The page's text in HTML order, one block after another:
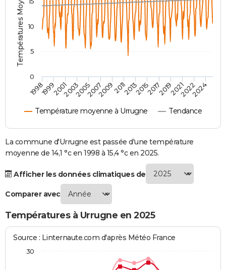
Destinations
City break
Voyage nature
Voyage de noces
Forum
Climat
PHOTO
GUIDES D'ACHAT
BONS PLANS
CARTE DE VOEUX
Carte de Noël
Carte Bonne année
Carte Saint-Valentin
Carte Pâques
Carte d'anniversaire
DICTIONNAIRE
Dictionnaire
Biographies
Citations
Expressions
Proverbes
PROGRAMME TV
S'inscrire
Se connecter
Lycées
Collèges
Primaires
Universités
Entreprises
Service militaire
Avis de recherche
AVIS DE DÉCÈS
FORUM
Bricolage
Lifestyle
Culture
Sport
Auto
Television
Voyage
Cinema
Température moyenne à Urrugne Tendance
199819992001200320052007200920112013201520172019202120222024
0
5
10
La commune d'Urrugne est passée d'une température
moyenne de 14,1 °c en 1998 à 15,4 °c en 2025.
Afficher les données climatiques de
Comparer avec
Températures à Urrugne en 2025
Source : Linternaute.com d'après Météo France
30